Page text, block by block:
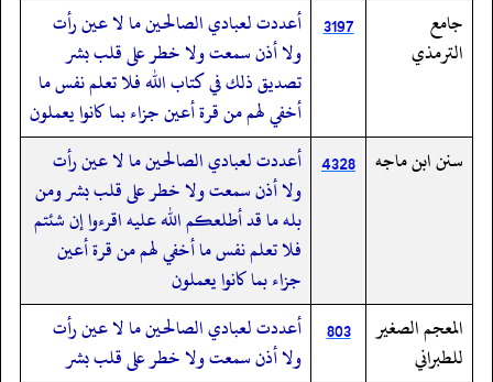
جامع
الترمذي
3197
أعددت لعبادي الصالحين ما لا عين رأت
ولا أذن سمعت ولا خطر على قلب بشر
تصديق ذلك في كتاب الله فلا تعلم نفس ما
أخفي لهم من قرة أعين جزاء بما كانوا يعملون
سنن ابن ماجه 4328 أعددت لعبادي الصالحين ما لا عين رأت
ولا أذن سمعت ولا خطر على قلب بشر ومن
بله ما قد أطلعكم الله عليه اقرءوا إن شئتم
فلا تعلم نفس ما أخفي لهم من قرة أعين
جزاء بما كانوا يعملون
المعجم الصغير
للطبراني
803
أعددت لعبادي الصالحين ما لا عين رأت
ولا أذن سمعت ولا خطر على قلب بشر